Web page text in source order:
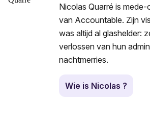
Nicolas Quarré is mede-
van Accountable. Zijn
was altijd al glashelder:
verlossen van hun
nachtmerries.
Wie is Nicolas ?